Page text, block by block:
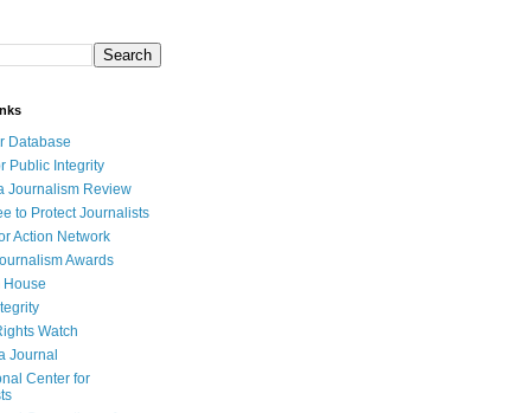
Database
Public Integrity
Journalism Review
to Protect Journalists
Action Network
Awards
House
Watch
Journal
Center for